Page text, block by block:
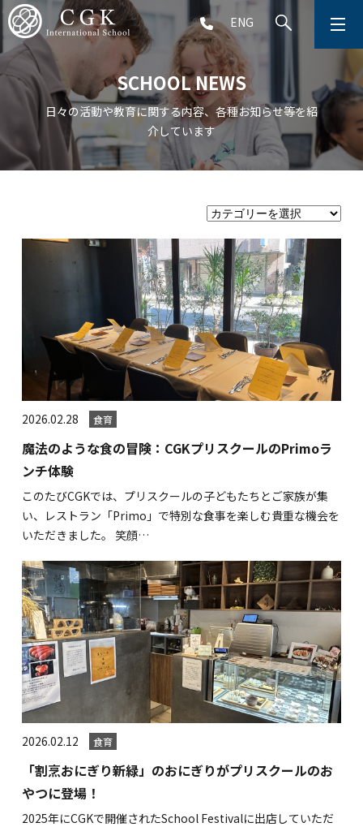
ENG
CGKについて
学校生活
プリスクール (2～5歳児)
高等部 (10～12年生)
アフタースクール (1～9年生)
海外留学・グローバル
コミュニティ
お問い合わせ
企業情報
採用・求人情報
保育園用物件紹介
横浜市物件情報募集
TEL(EN): 045-211-4690
SCHOOL NEWS
日々の活動や教育に関する内容、各種お知らせ等を紹
介しています
2026.02.28 食育
魔法のような食の冒険：CGKプリスクールのPrimoラ
ンチ体験
このたびCGKでは、プリスクールの子どもたちとご家族が集
い、レストラン「Primo」で特別な食事を楽しむ貴重な機会を
いただきました。 笑顔…
2026.02.12 食育
「割烹おにぎり新緑」のおにぎりがプリスクールのお
やつに登場！
2025年にCGKで開催されたSchool Festivalに出店していただ